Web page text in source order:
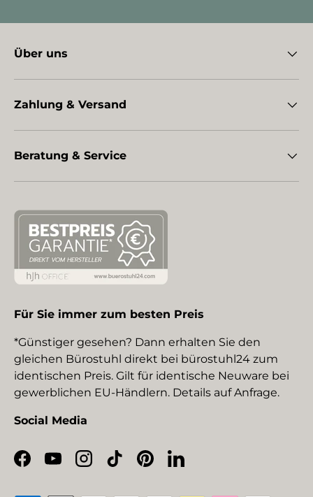
Über uns
Zahlung & Versand
Beratung & Service
Für Sie immer zum besten Preis
*Günstiger gesehen? Dann erhalten Sie den
gleichen Bürostuhl direkt bei bürostuhl24 zum
identischen Preis. Gilt für identische Neuware bei
gewerblichen EU-Händlern. Details auf Anfrage.
Social Media
Facebook
YouTubeInstagram
TikTokPinterestLinkedIn